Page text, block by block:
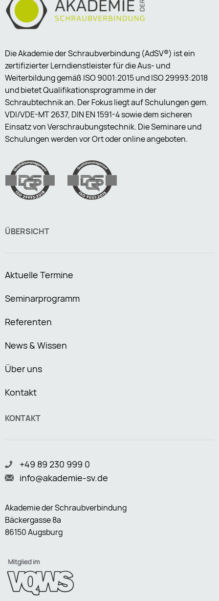
Die Akademie der Schraubverbindung (AdSV®) ist ein
zertifizierter Lerndienstleister für die Aus- und
Weiterbildung gemäß ISO 9001:2015 und ISO 29993:2018
und bietet Qualifikationsprogramme in der
Schraubtechnik an. Der Fokus liegt auf Schulungen gem.
VDI/VDE-MT 2637, DIN EN 1591-4 sowie dem sicheren
Einsatz von Verschraubungstechnik. Die Seminare und
Schulungen werden vor Ort oder online angeboten.
ÜBERSICHT
Aktuelle Termine
Seminarprogramm
Referenten
News & Wissen
Über uns
Kontakt
KONTAKT
+49 89 230 999 0
info@akademie-sv.de
Akademie der Schraubverbindung
Bäckergasse 8a
86150 Augsburg